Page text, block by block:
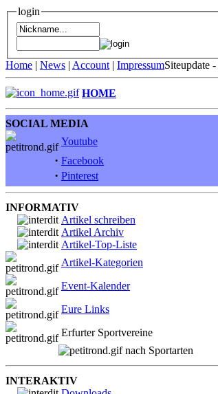
login
Home | News | Account | ImpressumSiteupdate
HOME
SOCIAL MEDIA
Youtube
· Facebook
· Pinterest
INFORMATIV
Artikel schreiben
Artikel Archiv
Artikel-Top-Liste
Artikel-Kategorien
Event-Kalender
Eure Links
Erfurter Sportvereine
nach Sportarten
INTERAKTIV